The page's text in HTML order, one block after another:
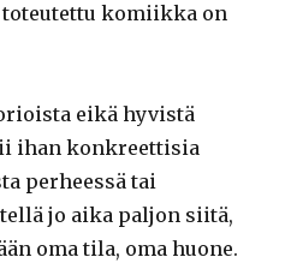
komiikka on
eikä hyvistä
ihan konkreettisia
perheessä tai
jo aika paljon siitä,
oma tila, oma huone.